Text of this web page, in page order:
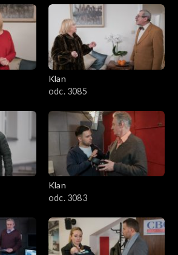
Klan
odc. 3085
Klan
odc. 3083